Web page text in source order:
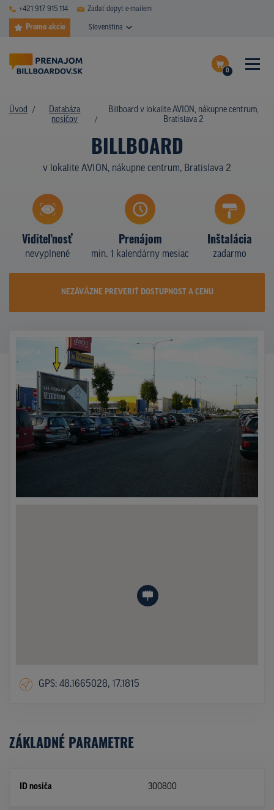
+421 917 915 114 Zadať dopyt e-mailem
Promo akcie Slovenština
0
Dokončiť dopyt
DATABÁZA NOSIČOV
PLOCHY V AKCII
CENY
TYPY NOSIČOV
KTO SME
KONTAKTY
Úvod
Databáza
nosičov
Billboard v lokalite AVION, nákupne centrum,
Bratislava 2
BILLBOARD
v lokalite AVION, nákupne centrum, Bratislava 2
Viditeľnosť
nevyplnené
Prenájom
min. 1 kalendárny mesiac
Inštalácia
zadarmo
NEZÁVÄZNE PREVERIŤ DOSTUPNOST A CENU
GPS: 48.1665028, 17.1815
ZÁKLADNÉ PARAMETRE
ID nosiča 300800